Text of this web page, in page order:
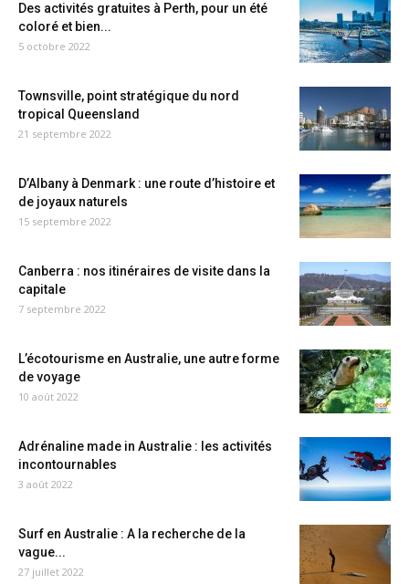
Des activités gratuites à Perth, pour un été
coloré et bien...
5 octobre 2022
Townsville, point stratégique du nord
tropical Queensland
21 septembre 2022
D’Albany à Denmark : une route d’histoire et
de joyaux naturels
15 septembre 2022
Canberra : nos itinéraires de visite dans la
capitale
7 septembre 2022
L’écotourisme en Australie, une autre forme
de voyage
10 août 2022
Adrénaline made in Australie : les activités
incontournables
3 août 2022
Surf en Australie : A la recherche de la
vague...
27 juillet 2022